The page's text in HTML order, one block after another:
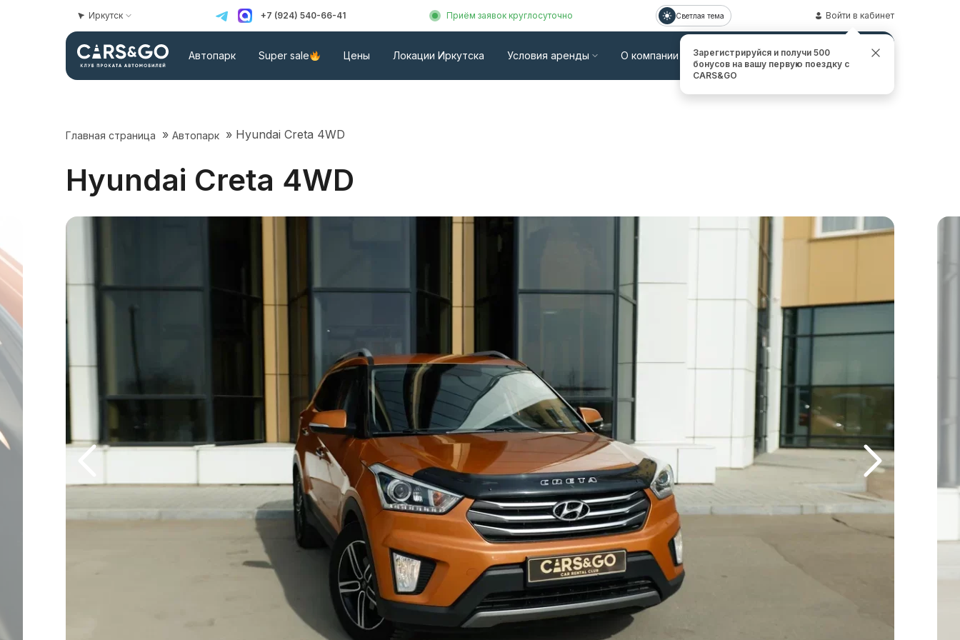
Автопарк Super sale Цены Локации Иркутска Условия аренды О компании Контакты Заказать звонок
Иркутск +7 (924) 540-66-41 Приём заявок круглосуточно Светлая тема Войти в кабинет
Главная страница » Автопарк » Hyundai Creta 4WD
Hyundai Creta 4WD
Зарегистрируйся и получи 500
бонусов на вашу первую поездку с
CARS&GO